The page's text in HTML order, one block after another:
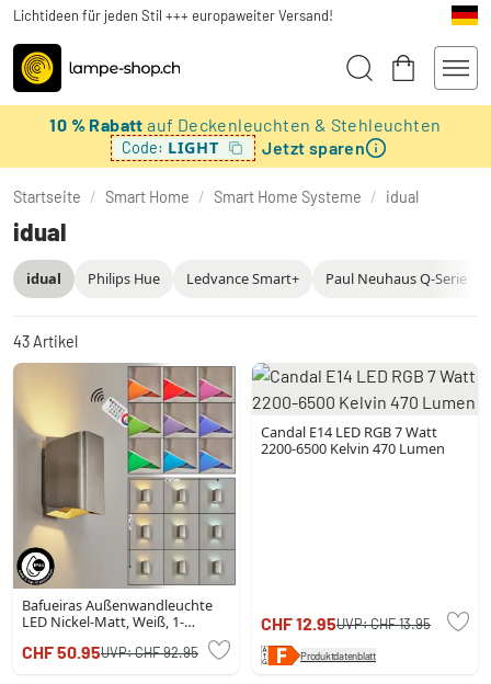
Lichtideen für jeden Stil +++ europaweiter Versand!
10 % Rabattauf Deckenleuchten & Stehleuchten
Code: LIGHT Jetzt sparen
Startseite / Smart Home / Smart Home Systeme / idual
idual
Philips Hue Ledvance Smart+ Paul Neuhaus Q-Serie
idual
43 Artikel
Bafueiras Außenwandleuchte
LED Nickel-Matt, Weiß, 1-
Farbwechsler
CHF 50.95UVP:CHF 92.95
Candal E14 LED RGB 7 Watt
2200-6500 Kelvin 470 Lumen
CHF 12.95UVP:CHF 13.95
Produktdatenblatt